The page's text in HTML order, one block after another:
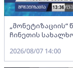
„მონეტიზაციის“
ჩინეთის
2026/08/07 14:00